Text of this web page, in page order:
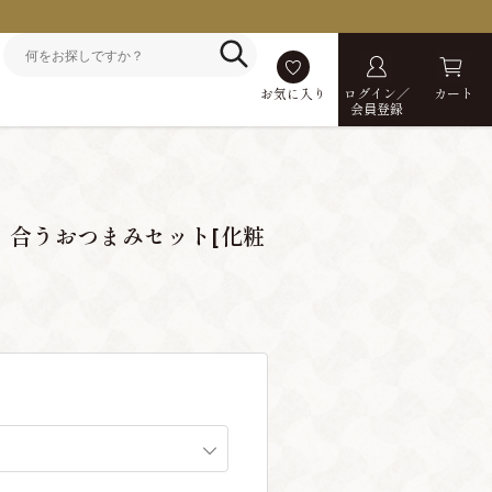
お気に入り
ログイン／
会員登録
カート
うおつまみセット[化粧